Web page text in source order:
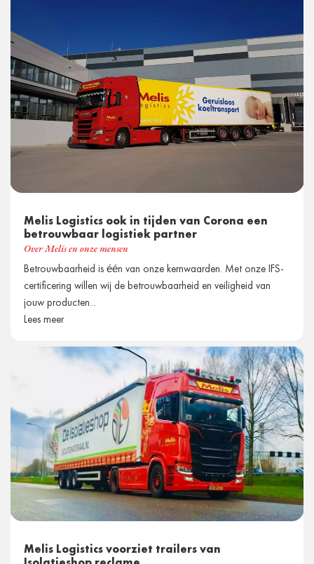
Melis Logistics ook in tijden van Corona een
betrouwbaar logistiek partner
Over Melis en onze mensen
Betrouwbaarheid is één van onze kernwaarden. Met onze IFS-
certificering willen wij de betrouwbaarheid en veiligheid van
jouw producten...
Lees meer
Melis Logistics voorziet trailers van